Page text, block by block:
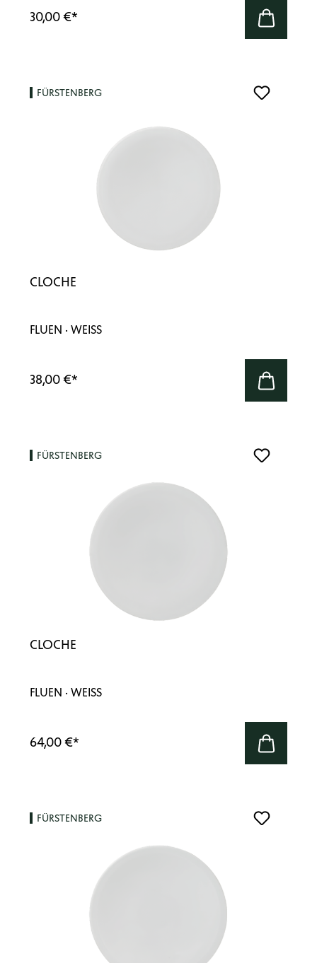
30,00 €*
FÜRSTENBERG
CLOCHE
FLUEN · WEISS
38,00 €*
FÜRSTENBERG
CLOCHE
FLUEN · WEISS
64,00 €*
FÜRSTENBERG